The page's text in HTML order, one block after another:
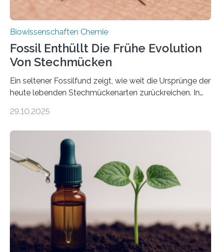
Biowissenschaften Chemie
Fossil Enthüllt Die Frühe Evolution
Von Stechmücken
Ein seltener Fossilfund zeigt, wie weit die Ursprünge der
heute lebenden Stechmückenarten zurückreichen. In
Forschende die bisher älteste bekannte Stechmücken-
Region Kachin in Myanmar und hat sich in
ausgezeichnetem Zustand erhalten. Es konnte als neue
Art einer neuen Gattung beschrieben werden und trägt
nun den Namen Cretosabethes primaevus. Dieser erste
fossile Nachweis einer Stechmückenlarve in Bernstein
stellt gleichzeitig den ersten Fossilfund einer
Mückenlarve aus dem Mesozoikum dar, denn…
29.10.2025